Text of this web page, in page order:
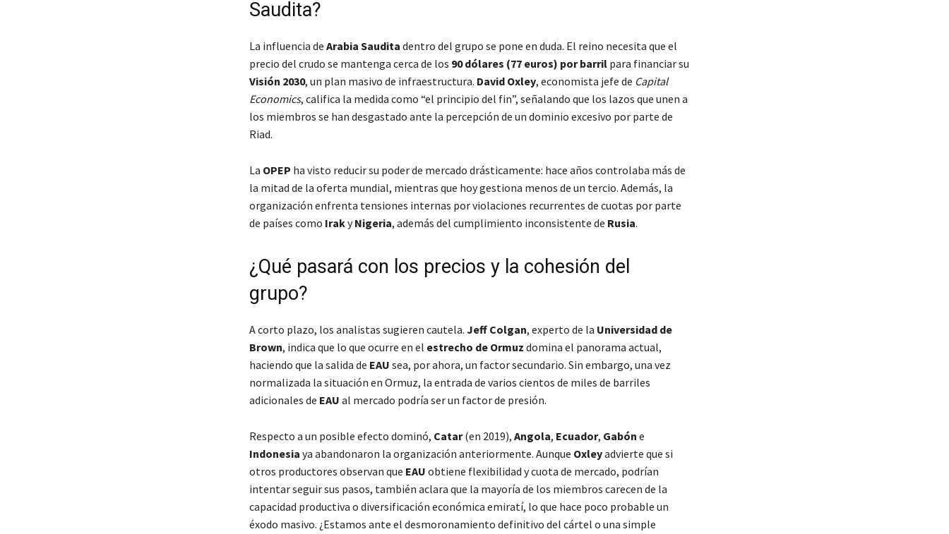
Saudita?
La influencia de Arabia Saudita dentro del grupo se pone en duda. El reino necesita que el
precio del crudo se mantenga cerca de los 90 dólares (77 euros) por barrilpara financiar su
Visión 2030, un plan masivo de infraestructura. David Oxley, economista jefe de Capital
Economics, califica la medida como “el principio del fin”, señalando que los lazos que unen a
los miembros se han desgastado ante la percepción de un dominio excesivo por parte de
Riad.
La OPEP ha visto reducir su poder de mercado drásticamente: hace años controlaba más de
la mitad de la oferta mundial, mientras que hoy gestiona menos de un tercio. Además, la
organización enfrenta tensiones internas por violaciones recurrentes de cuotas por parte
de países como IrakyNigeria, además del cumplimiento inconsistente de Rusia.
¿Qué pasará con los precios y la cohesión del
grupo?
A corto plazo, los analistas sugieren cautela. Jeff Colgan, experto de la Universidad de
Brown, indica que lo que ocurre en el estrecho de Ormuz domina el panorama actual,
haciendo que la salida de EAU sea, por ahora, un factor secundario. Sin embargo, una vez
normalizada la situación en Ormuz, la entrada de varios cientos de miles de barriles
adicionales de EAU al mercado podría ser un factor de presión.
Respecto a un posible efecto dominó, Catar(en 2019), Angola, Ecuador, Gabón e
Indonesia ya abandonaron la organización anteriormente. Aunque Oxleyadvierte que si
otros productores observan que EAU obtiene flexibilidad y cuota de mercado, podrían
intentar seguir sus pasos, también aclara que la mayoría de los miembros carecen de la
capacidad productiva o diversificación económica emiratí, lo que hace poco probable un
éxodo masivo. ¿Estamos ante el desmoronamiento definitivo del cártel o una simple